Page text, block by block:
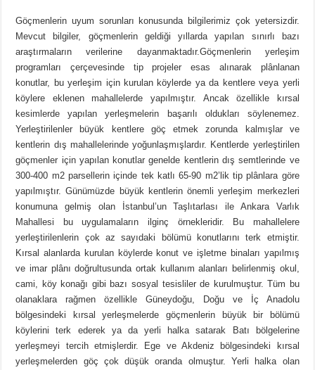
Göçmenlerin uyum sorunları konusunda bilgilerimiz çok yetersizdir.
Mevcut bilgiler, göçmenlerin geldiği yıllarda yapılan sınırlı bazı
araştırmaların verilerine dayanmaktadır.Göçmenlerin yerleşim
programları çerçevesinde tip projeler esas alınarak plânlanan
konutlar, bu yerleşim için kurulan köylerde ya da kentlere veya yerli
köylere eklenen mahallelerde yapılmıştır. Ancak özellikle kırsal
kesimlerde yapılan yerleşmelerin başarılı oldukları söylenemez.
Yerleştirilenler büyük kentlere göç etmek zorunda kalmışlar ve
kentlerin dış mahallelerinde yoğunlaşmışlardır. Kentlerde yerleştirilen
göçmenler için yapılan konutlar genelde kentlerin dış semtlerinde ve
300-400 m2 parsellerin içinde tek katlı 65-90 m2’lik tip plânlara göre
yapılmıştır. Günümüzde büyük kentlerin önemli yerleşim merkezleri
konumuna gelmiş olan İstanbul’un Taşlıtarlası ile Ankara Varlık
Mahallesi bu uygulamaların ilginç örnekleridir. Bu mahallelere
yerleştirilenlerin çok az sayıdaki bölümü konutlarını terk etmiştir.
Kırsal alanlarda kurulan köylerde konut ve işletme binaları yapılmış
ve imar plânı doğrultusunda ortak kullanım alanları belirlenmiş okul,
cami, köy konağı gibi bazı sosyal tesisliler de kurulmuştur. Tüm bu
olanaklara rağmen özellikle Güneydoğu, Doğu ve İç Anadolu
bölgesindeki kırsal yerleşmelerde göçmenlerin büyük bir bölümü
köylerini terk ederek ya da yerli halka satarak Batı bölgelerine
yerleşmeyi tercih etmişlerdir. Ege ve Akdeniz bölgesindeki kırsal
yerleşmelerden göç çok düşük oranda olmuştur. Yerli halka olan